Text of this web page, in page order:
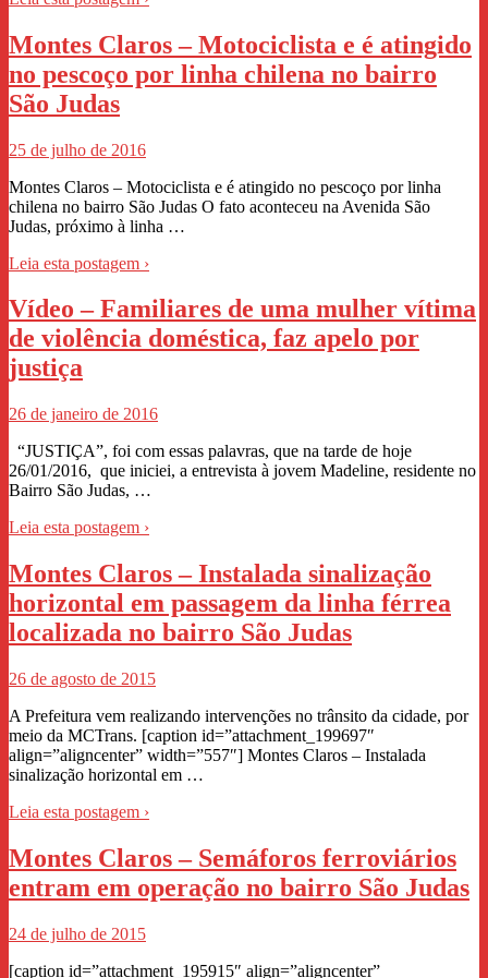
Montes Claros – Motociclista e é atingido
no pescoço por linha chilena no bairro
São Judas
25 de julho de 2016
Montes Claros – Motociclista e é atingido no pescoço por linha
chilena no bairro São Judas O fato aconteceu na Avenida São
Judas, próximo à linha …
Leia esta postagem ›
Vídeo – Familiares de uma mulher vítima
de violência doméstica, faz apelo por
justiça
26 de janeiro de 2016
“JUSTIÇA”, foi com essas palavras, que na tarde de hoje
26/01/2016, que iniciei, a entrevista à jovem Madeline, residente no
Bairro São Judas, …
Leia esta postagem ›
Montes Claros – Instalada sinalização
horizontal em passagem da linha férrea
localizada no bairro São Judas
26 de agosto de 2015
A Prefeitura vem realizando intervenções no trânsito da cidade, por
meio da MCTrans. [caption id=”attachment_199697″
align=”aligncenter” width=”557″] Montes Claros – Instalada
sinalização horizontal em …
Leia esta postagem ›
Montes Claros – Semáforos ferroviários
entram em operação no bairro São Judas
24 de julho de 2015
[caption id=”attachment_195915″ align=”aligncenter”